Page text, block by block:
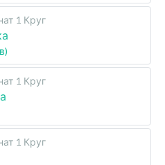
1 Круг
1 Круг
1 Круг